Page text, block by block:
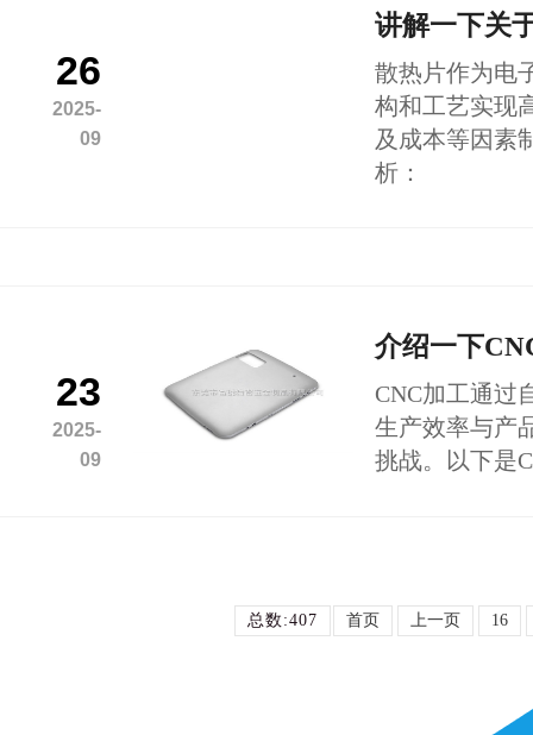
26
2025-
09
讲解一下关
散热片作为电
构和工艺实现
及成本等因素
析：
23
2025-
09
介绍一下
CNC加工通过
生产效率与产
挑战。以下是
总数:407 首页 上一页 16